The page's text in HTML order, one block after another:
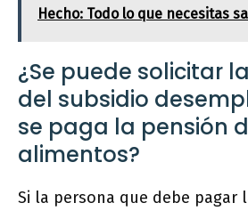
Hecho: Todo lo que necesitas
¿Se puede solicitar
del subsidio
se paga la pensión
alimentos?
Si la persona que debe pagar